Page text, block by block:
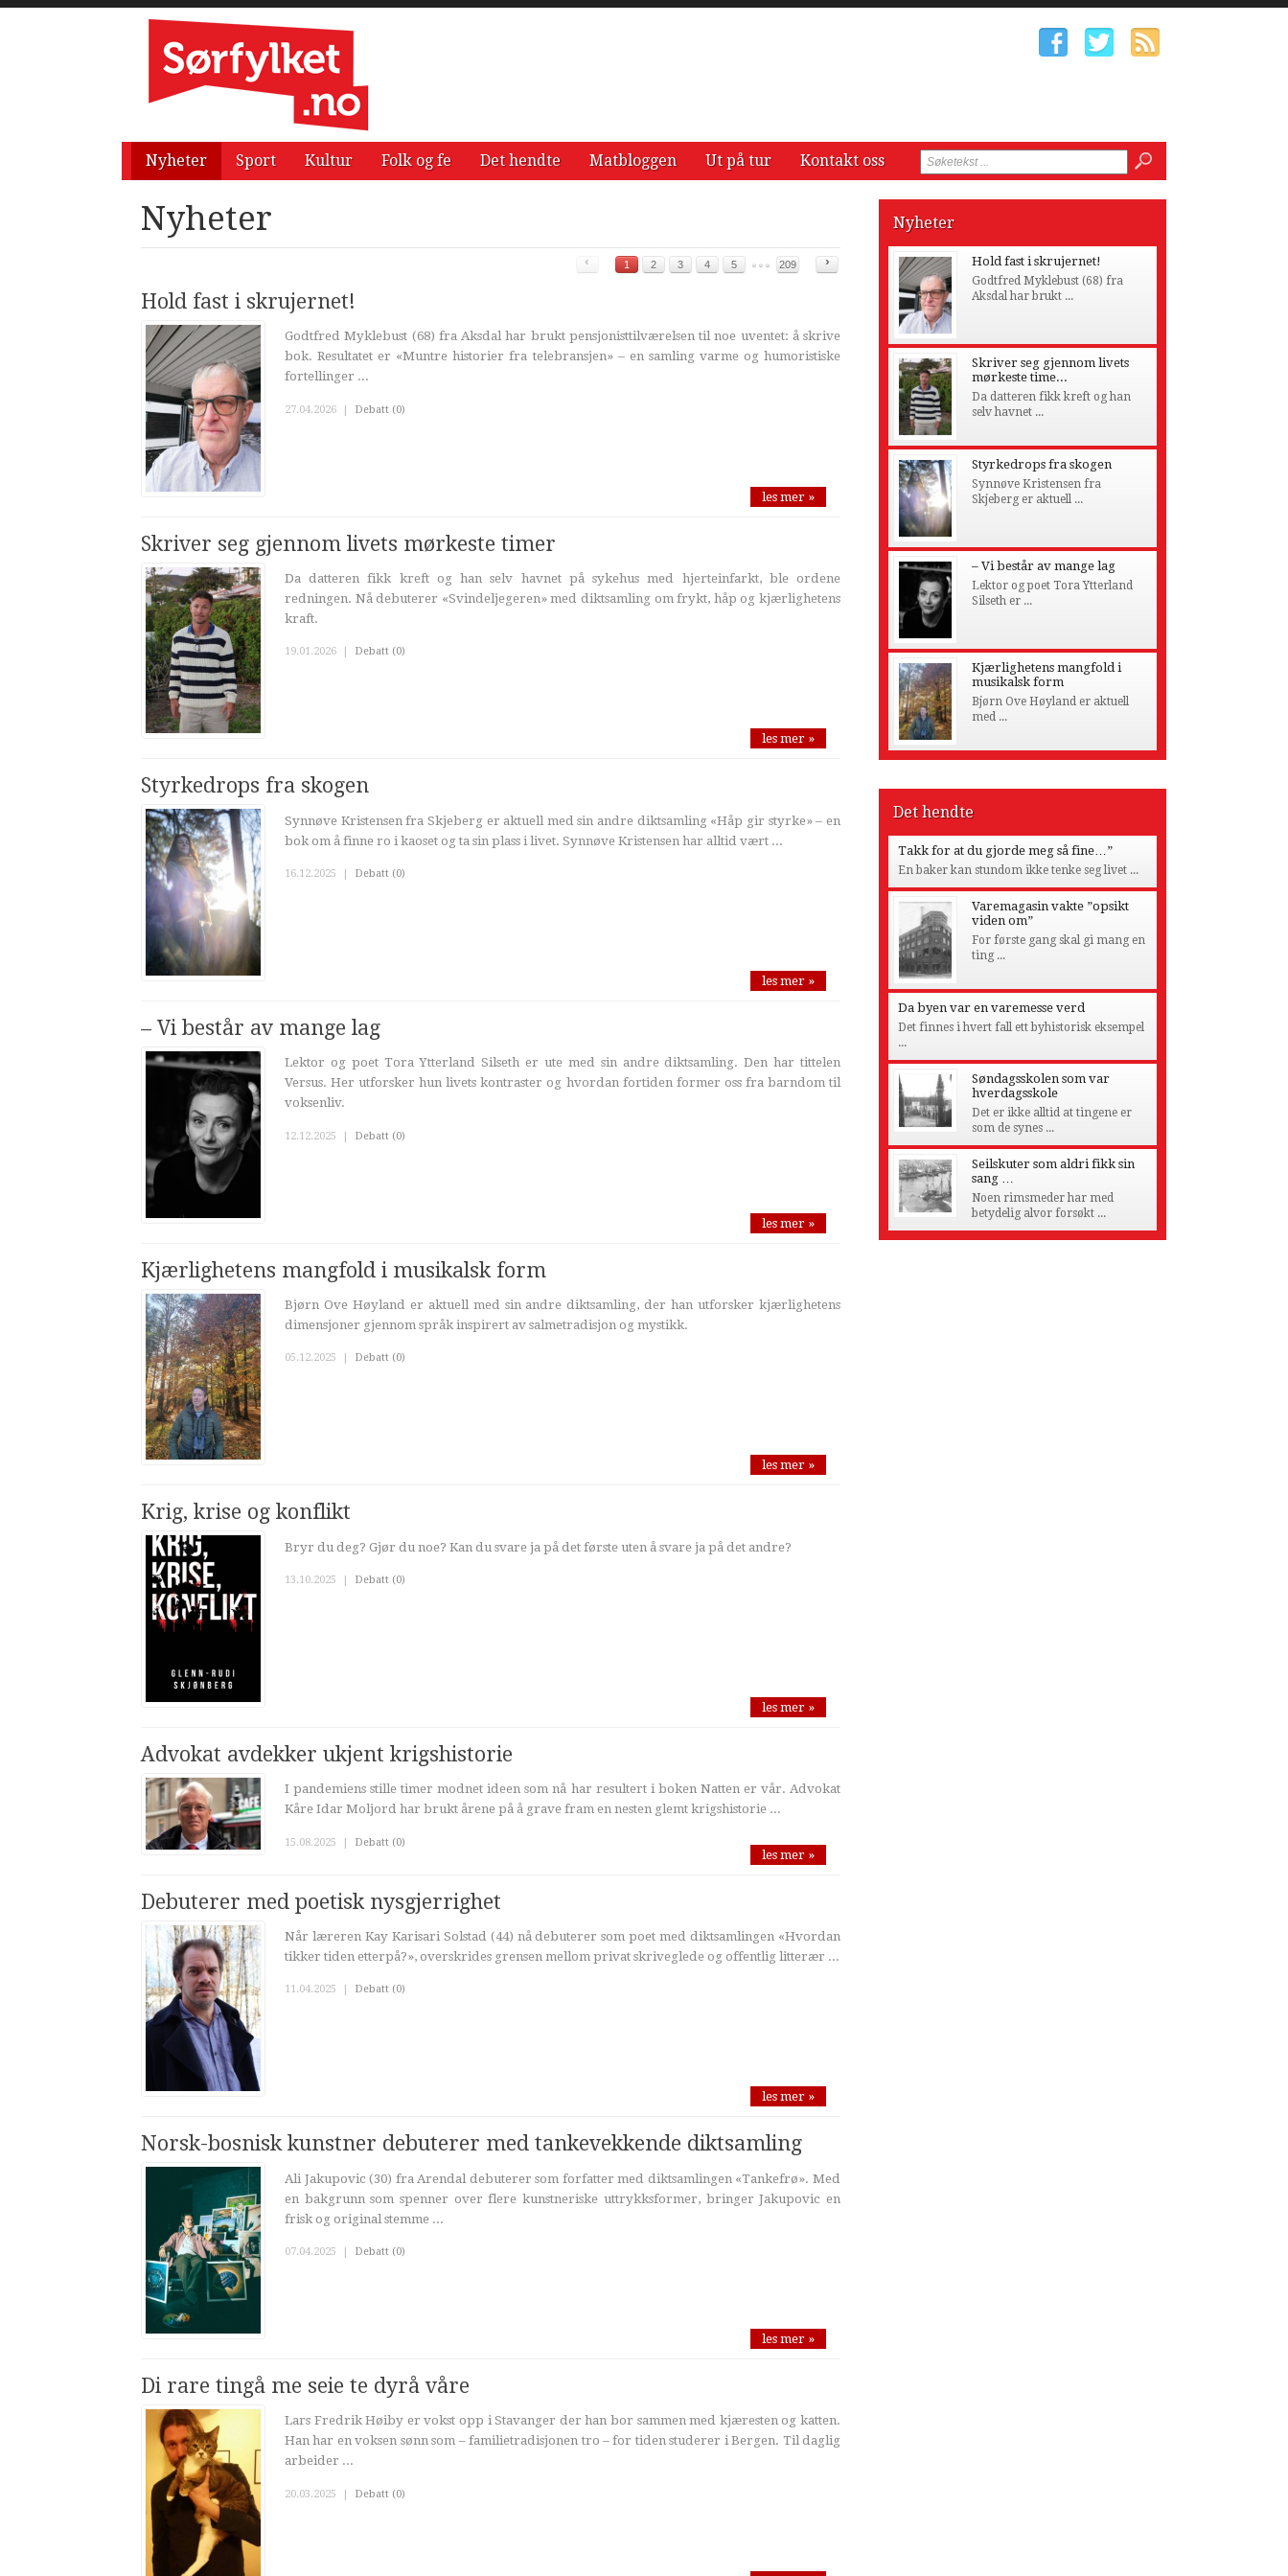
Nyheter Sport Kultur Folk og fe Det hendte Matbloggen Ut på tur Kontakt oss
Nyheter
‹ 1 2 3 4 5 209 ›
Hold fast i skrujernet!
Godtfred Myklebust (68) fra Aksdal har brukt pensjonisttilværelsen til noe uventet: å skrive
bok. Resultatet er «Muntre historier fra telebransjen» – en samling varme og humoristiske
fortellinger ...
27.04.2026 | Debatt (0)
les mer »
Skriver seg gjennom livets mørkeste timer
Da datteren fikk kreft og han selv havnet på sykehus med hjerteinfarkt, ble ordene
redningen. Nå debuterer «Svindeljegeren» med diktsamling om frykt, håp og kjærlighetens
kraft.
19.01.2026 Debatt (0)
les mer »
Styrkedrops fra skogen
Synnøve Kristensen fra Skjeberg er aktuell med sin andre diktsamling «Håp gir styrke» – en
bok om å finne ro i kaoset og ta sin plass i livet. Synnøve Kristensen har alltid vært ...
16.12.2025 | Debatt (0)
les mer »
– Vi består av mange lag
Lektor og poet Tora Ytterland Silseth er ute med sin andre diktsamling. Den har tittelen
Versus. Her utforsker hun livets kontraster og hvordan fortiden former oss fra barndom til
voksenliv.
12.12.2025 | Debatt (0)
les mer »
Kjærlighetens mangfold i musikalsk form
Bjørn Ove Høyland er aktuell med sin andre diktsamling, der han utforsker kjærlighetens
dimensjoner gjennom språk inspirert av salmetradisjon og mystikk.
05.12.2025 Debatt (0)
les mer »
Krig, krise og konflikt
Bryr du deg? Gjør du noe? Kan du svare ja på det første uten å svare ja på det andre?
13.10.2025 | Debatt (0)
les mer »
Advokat avdekker ukjent krigshistorie
I pandemiens stille timer modnet ideen som nå har resultert i boken Natten er vår. Advokat
Kåre Idar Moljord har brukt årene på å grave fram en nesten glemt krigshistorie ...
15.08.2025 | Debatt (0)
les mer »
Debuterer med poetisk nysgjerrighet
Når læreren Kay Karisari Solstad (44) nå debuterer som poet med diktsamlingen «Hvordan
tikker tiden etterpå?», overskrides grensen mellom privat skriveglede og offentlig litterær ...
11.04.2025 Debatt (0)
les mer »
Norsk-bosnisk kunstner debuterer med tankevekkende diktsamling
Ali Jakupovic (30) fra Arendal debuterer som forfatter med diktsamlingen «Tankefrø». Med
en bakgrunn som spenner over flere kunstneriske uttrykksformer, bringer Jakupovic en
frisk og original stemme ...
07.04.2025 | Debatt (0)
les mer »
Di rare tingå me seie te dyrå våre
Lars Fredrik Høiby er vokst opp i Stavanger der han bor sammen med kjæresten og katten.
Han har en voksen sønn som – familietradisjonen tro – for tiden studerer i Bergen. Til daglig
arbeider ...
20.03.2025 | Debatt (0)
Nyheter
Hold fast i skrujernet!
Godtfred Myklebust (68) fra
Aksdal har brukt ...
Skriver seg gjennom livets
mørkeste time...
Da datteren fikk kreft og han
selv havnet ...
Styrkedrops fra skogen
Synnøve Kristensen fra
Skjeberg er aktuell ...
– Vi består av mange lag
Lektor og poet Tora Ytterland
Silseth er ...
Kjærlighetens mangfold i
musikalsk form
Bjørn Ove Høyland er aktuell
med ...
Det hendte
Takk for at du gjorde meg så fine…”
En baker kan stundom ikke tenke seg livet ...
Varemagasin vakte ”opsikt
viden om”
For første gang skal gi mang en
ting ...
Da byen var en varemesse verd
Det finnes i hvert fall ett byhistorisk eksempel
...
Søndagsskolen som var
hverdagsskole
Det er ikke alltid at tingene er
som de synes ...
Seilskuter som aldri fikk sin
sang …
Noen rimsmeder har med
betydelig alvor forsøkt ...